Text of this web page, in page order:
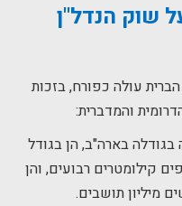
שוק הנדל"ן
עולה כפורח, בזכות
והמדברית:
בארה"ב, הן בגודל
קילומטרים רבועים, והן
מיליון תושבים.